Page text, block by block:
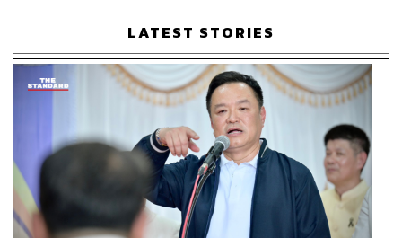
LATEST STORIES